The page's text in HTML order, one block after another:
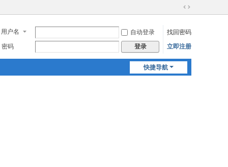
切
到
宽
用户名 自动登录
找回密码
密码
登录 立即注册
快捷导航